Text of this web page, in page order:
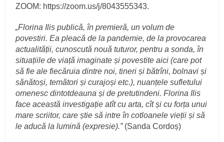
ZOOM: https://zoom.us/j/8043555343.
„Florina Ilis publică, în premieră, un volum de
povestiri. Ea pleacă de la pandemie, de la provocarea
actualității, cunoscută nouă tuturor, pentru a sonda, în
situațiile de viață imaginate și povestite aici (care pot
să fie ale fiecăruia dintre noi, tineri și bătrîni, bolnavi și
sănătoși, temători și curajoși etc.), nuanțele sufletului
omenesc dintotdeauna și de pretutindeni. Florina Ilis
face această investigație atît cu arta, cît și cu forța unui
mare scriitor, care știe să intre în cotloanele vieții și să
le aducă la lumină (expresie).” (Sanda Cordoș)